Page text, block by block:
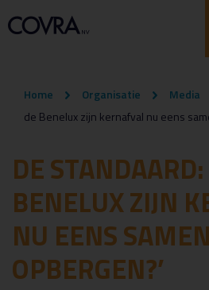
Home Organisatie Media
de Benelux zijn kernafval nu eens
DE
BENELUX ZIJN
NU EENS
OPBERGEN?’